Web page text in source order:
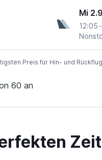
Mi
12:05 -
Preis für Hin- und
60 an